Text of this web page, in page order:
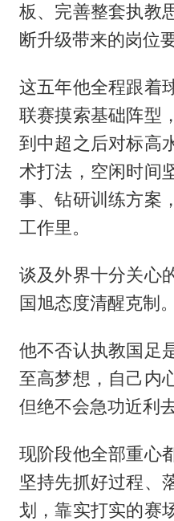
板、完善整套执教
断升级带来的岗位要
这五年他全程跟着
联赛摸索基础阵型
到中超之后对标高
术打法，空闲时间
事、钻研训练方案
工作里。
谈及外界十分关心
国旭态度清醒克制。
他不否认执教国足
至高梦想，自己内
但绝不会急功近利
现阶段他全部重心
坚持先抓好过程、
划，靠实打实的赛